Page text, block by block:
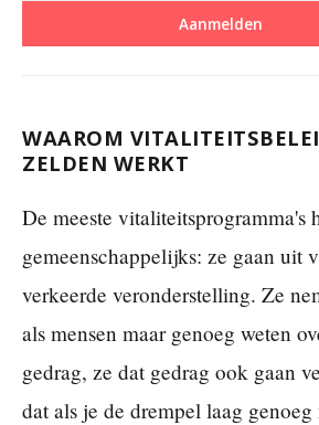
Aanmelden
WAAROM
ZELDEN WERKT
De meeste vitaliteitsprogramma's
gemeenschappelijks: ze gaan uit
verkeerde veronderstelling. Ze
als mensen maar genoeg weten
gedrag, ze dat gedrag ook gaan
dat als je de drempel laag